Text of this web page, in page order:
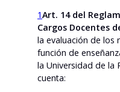
1Art. 14 del
Cargos Docentes
la evaluación de los
función de
la Universidad de la
cuenta: